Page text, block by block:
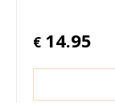
€ 14.95